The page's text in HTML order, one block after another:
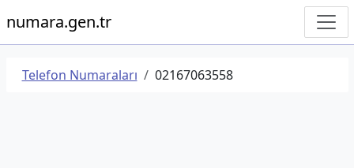
numara.gen.tr
Telefon Numaraları 02167063558